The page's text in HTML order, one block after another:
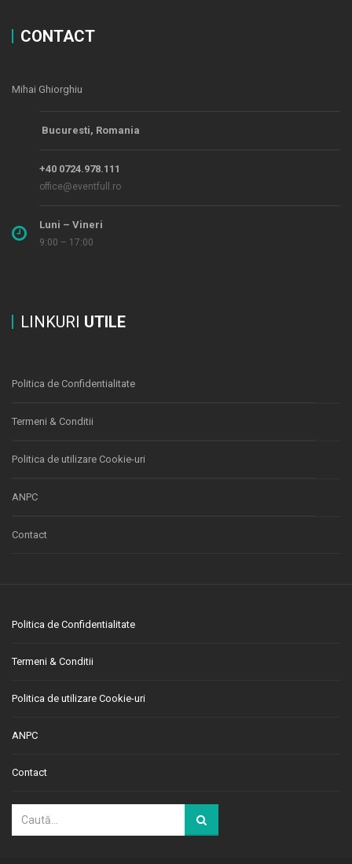
CONTACT
Mihai Ghiorghiu
Bucuresti, Romania
+40 0724.978.111
office@eventfull.ro
Luni – Vineri
9:00 – 17:00
LINKURI UTILE
Politica de Confidentialitate
Termeni & Conditii
Politica de utilizare Cookie-uri
ANPC
Contact
Politica de Confidentialitate
Termeni & Conditii
Politica de utilizare Cookie-uri
ANPC
Contact